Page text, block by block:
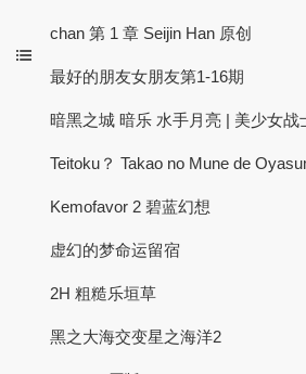
chan 第 1 章 Seijin Han 原创
最好的朋友女朋友第1-16期
暗黑之城 暗乐 水手月亮 | 美少女战
Teitoku？ Takao no Mune de
Kemofavor 2 碧蓝幻想
虚幻的梦命运留宿
2H 粗糙乐垣草
黑之大海交变星之海洋2